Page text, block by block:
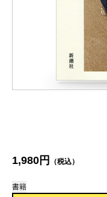
1,980円 （税込）
書籍